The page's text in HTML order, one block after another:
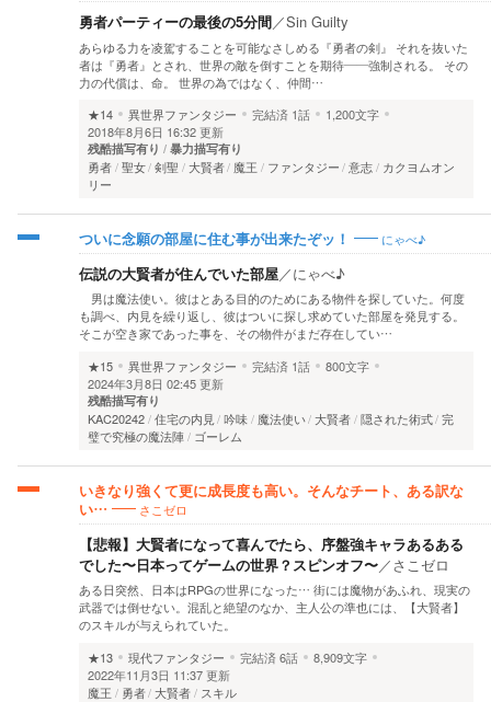
勇者パーティーの最後の5分間／Sin Guilty
あらゆる力を凌駕することを可能なさしめる『勇者の剣』 それを抜いた
者は『勇者』とされ、世界の敵を倒すことを期待――強制される。 その
力の代償は、命。 世界の為ではなく、仲間…
★14
異世界ファンタジー 完結済 1話
1,200文字
2018年8月6日 16:32 更新
残酷描写有り 暴力描写有り
勇者 聖女 剣聖 大賢者 魔王 ファンタジー 意志
カクヨムオン
リー
ついに念願の部屋に住む事が出来たぞッ！ にゃべ♪
伝説の大賢者が住んでいた部屋／にゃべ♪
男は魔法使い。彼はとある目的のためにある物件を探していた。何度
も調べ、内見を繰り返し、彼はついに探し求めていた部屋を発見する。
そこが空き家であった事を、その物件がまだ存在してい…
★15
異世界ファンタジー 完結済 1話
800文字
2024年3月8日 02:45 更新
残酷描写有り
KAC20242 住宅の内見 吟味 魔法使い 大賢者 隠された術式 完
璧で究極の魔法陣
ゴーレム
いきなり強くて更に成長度も高い。そんなチート、ある訳な
い…
さこゼロ
【悲報】大賢者になって喜んでたら、序盤強キャラあるある
でした〜日本ってゲームの世界？スピンオフ〜／さこゼロ
ある日突然、日本はRPGの世界になった… 街には魔物があふれ、現実の
武器では倒せない。混乱と絶望のなか、主人公の準也には、【大賢者】
のスキルが与えられていた。
★13
現代ファンタジー 完結済6話
8,909文字
2022年11月3日 11:37 更新
魔王
勇者 大賢者 スキル